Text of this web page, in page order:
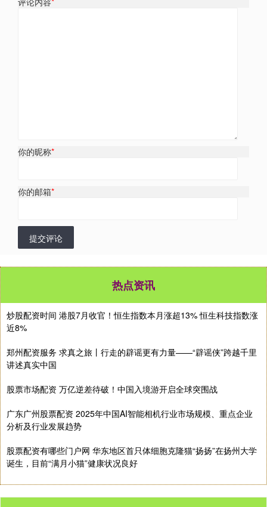
你的昵称*
你的邮箱*
提交评论
热点资讯
炒股配资时间 港股7月收官！恒生指数本月涨超13% 恒生科技指数涨
近8%
郑州配资服务 求真之旅丨行走的辟谣更有力量——“辟谣侠”跨越千里
讲述真实中国
股票市场配资 万亿逆差待破！中国入境游开启全球突围战
广东广州股票配资 2025年中国AI智能相机行业市场规模、重点企业
分析及行业发展趋势
股票配资有哪些门户网 华东地区首只体细胞克隆猫“扬扬”在扬州大学
诞生，目前“满月小猫”健康状况良好